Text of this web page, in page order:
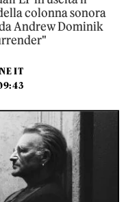
colonna sonora
Andrew Dominik
IT